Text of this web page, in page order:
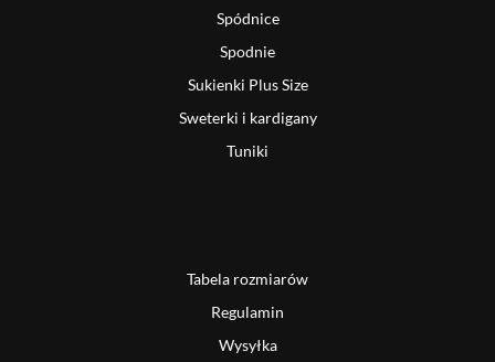
Spódnice
Spodnie
Sukienki Plus Size
Sweterki i kardigany
Tuniki
Tabela rozmiarów
Regulamin
Wysyłka